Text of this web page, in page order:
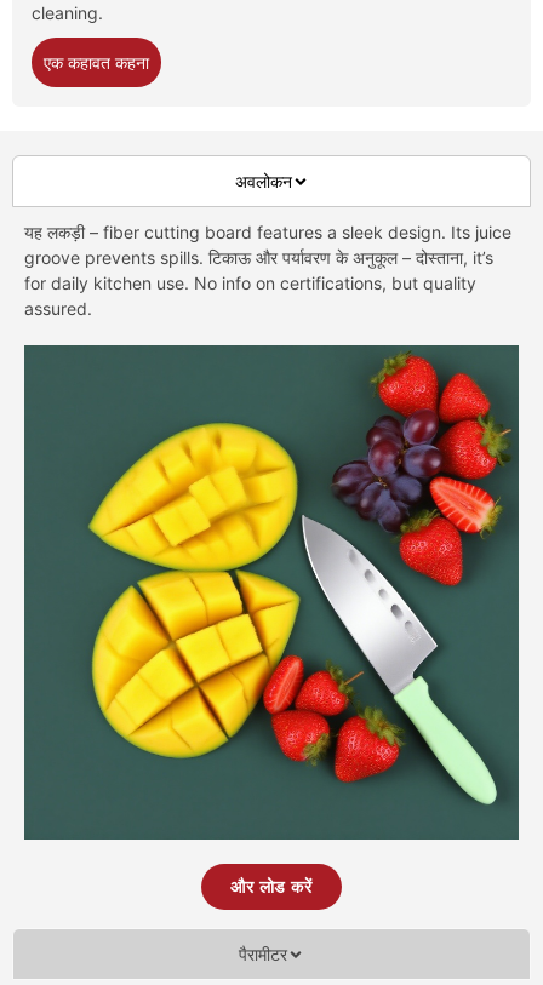
cleaning.
एक कहावत कहना
अवलोकन
पैरामीटर
यह लकड़ी – fiber cutting board features a sleek design. Its juice
groove prevents spills. टिकाऊ और पर्यावरण के अनुकूल – दोस्ताना, it’s
for daily kitchen use. No info on certifications, but quality
assured.
और लोड करें